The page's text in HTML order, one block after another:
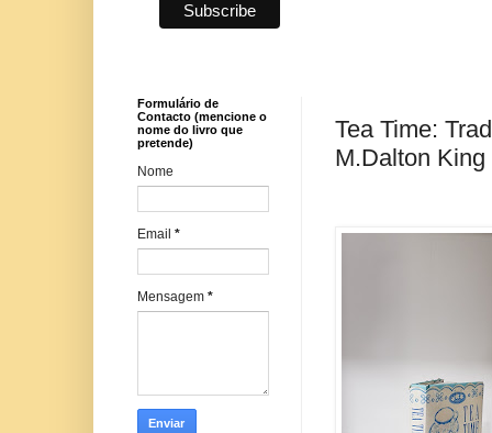
Tea Time:
M.Dalton King
Formulário de
Contacto (mencione o
nome do livro que
pretende)
Nome
Email *
Mensagem *